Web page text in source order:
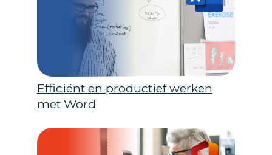
Efficiënt en productief werken
met Word